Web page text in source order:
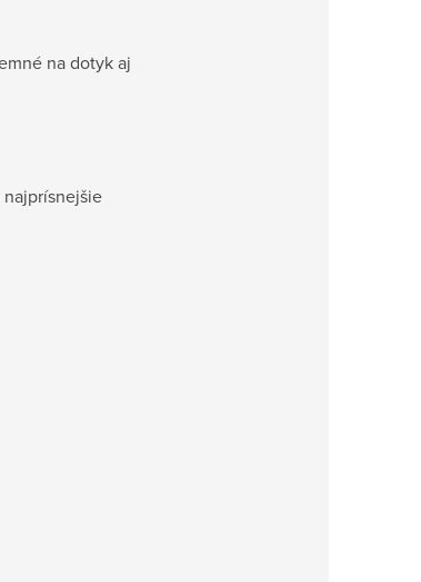
na dotyk aj
najprísnejšie